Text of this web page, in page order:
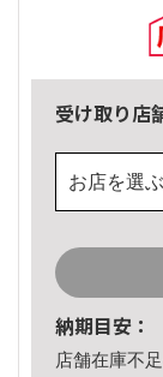
受け取り店
お店を選ぶ
納期目安：
店舗在庫不